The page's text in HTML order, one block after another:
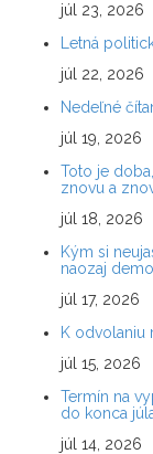
júl 23, 2026
Letná
júl 22, 2026
Nedeľné
júl 19, 2026
Toto je
znovu a
júl 18, 2026
Kým si
naozaj
júl 17, 2026
K odvolaniu
júl 15, 2026
Termín na
do konca
júl 14, 2026